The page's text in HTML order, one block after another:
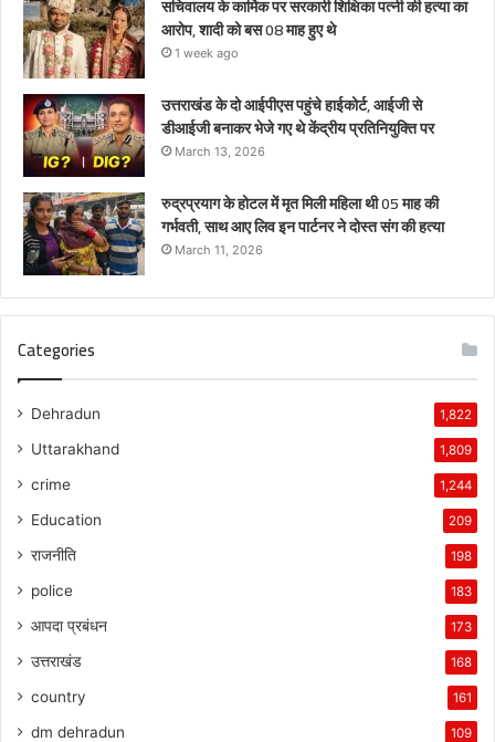
सचिवालय के कार्मिक पर सरकारी शिक्षिका पत्नी की हत्या का
आरोप, शादी को बस 08 माह हुए थे
1 week ago
उत्तराखंड के दो आईपीएस पहुंचे हाईकोर्ट, आईजी से
डीआईजी बनाकर भेजे गए थे केंद्रीय प्रतिनियुक्ति पर
March 13, 2026
रुद्रप्रयाग के होटल में मृत मिली महिला थी 05 माह की
गर्भवती, साथ आए लिव इन पार्टनर ने दोस्त संग की हत्या
March 11, 2026
Categories
Dehradun 1,822
Uttarakhand 1,809
crime 1,244
Education 209
राजनीति 198
police 183
आपदा प्रबंधन 173
उत्तराखंड 168
country 161
dm dehradun 109